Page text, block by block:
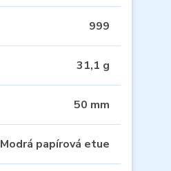
999
31,1 g
50 mm
Modrá papírová etue